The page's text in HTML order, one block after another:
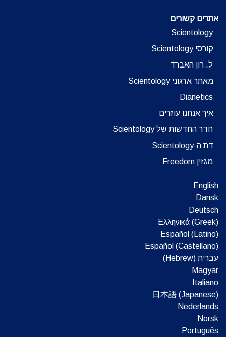
אתרים קשורים
Scientology
קורסי Scientology
ל. רון האברד
מאתר ארגוני Scientology
Dianetics
איך אנחנו עוזרים
חדר החדשות של Scientology
דת ה-Scientology
מגזין Freedom
English
Dansk
Deutsch
Ελληνικά (Greek)
Español (Latino)
Español (Castellano)
עברית (Hebrew)‏
Magyar
Italiano
日本語 (Japanese)
Nederlands
Norsk
Português